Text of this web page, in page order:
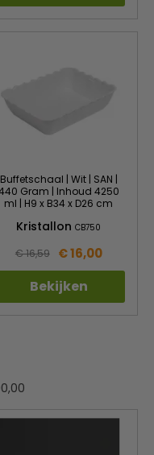
Buffetschaal | Wit | SAN |
Gram | Inhoud 4250
ml | H9 x B34 x D26 cm
KristallonCB750
€ 16,59 € 16,00
Bekijken